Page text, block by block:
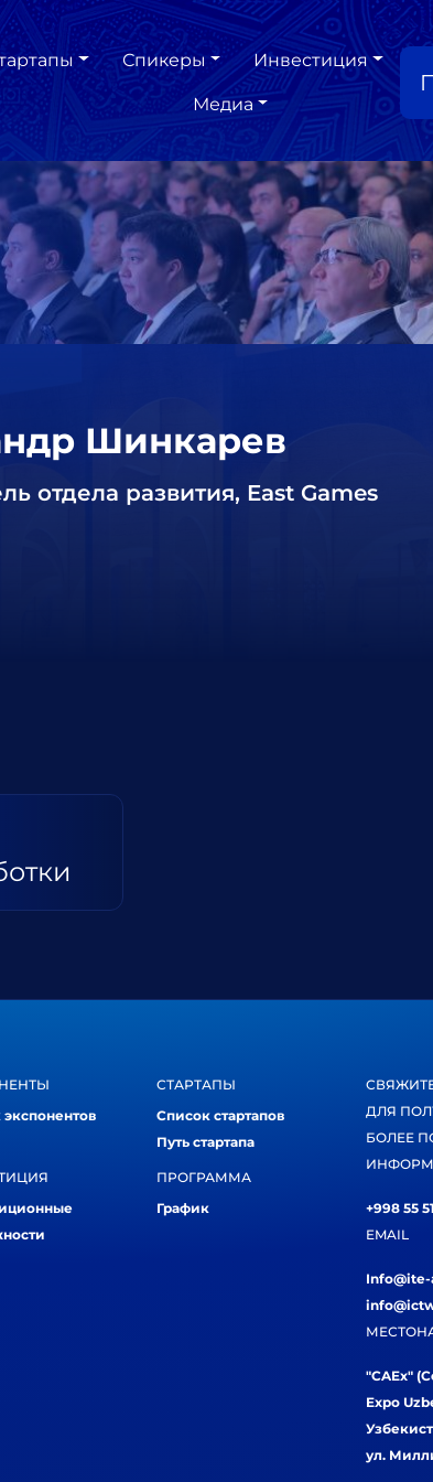
Спикеры Инвестиция
Медиа
Шинкарев
отдела развития, East Games
СТАРТАПЫ
Список стартапов
Путь стартапа
ПРОГРАММА
График
ДЛЯ
БОЛЕЕ
+998 55
EMAIL
"CAEx"
Expo
ул.